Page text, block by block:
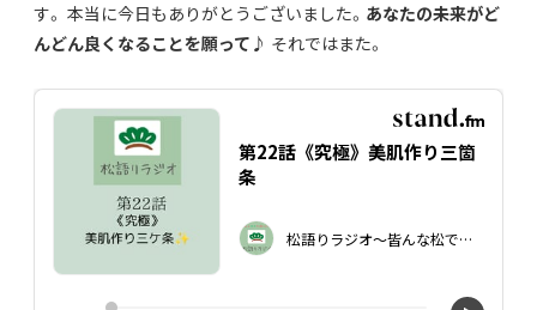
す。 本当に今日もありがとうございました。 あなたの未来がど
んどん良くなることを願って♪ それではまた。